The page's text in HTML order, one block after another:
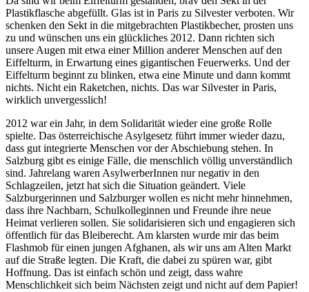
Plastikflasche abgefüllt. Glas ist in Paris zu Silvester verboten. Wir
schenken den Sekt in die mitgebrachten Plastikbecher, prosten uns
zu und wünschen uns ein glückliches 2012. Dann richten sich
unsere Augen mit etwa einer Million anderer Menschen auf den
Eiffelturm, in Erwartung eines gigantischen Feuerwerks. Und der
Eiffelturm beginnt zu blinken, etwa eine Minute und dann kommt
nichts. Nicht ein Raketchen, nichts. Das war Silvester in Paris,
wirklich unvergesslich!
2012 war ein Jahr, in dem Solidarität wieder eine große Rolle
spielte. Das österreichische Asylgesetz führt immer wieder dazu,
dass gut integrierte Menschen vor der Abschiebung stehen. In
Salzburg gibt es einige Fälle, die menschlich völlig unverständlich
sind. Jahrelang waren AsylwerberInnen nur negativ in den
Schlagzeilen, jetzt hat sich die Situation geändert. Viele
Salzburgerinnen und Salzburger wollen es nicht mehr hinnehmen,
dass ihre Nachbarn, Schulkolleginnen und Freunde ihre neue
Heimat verlieren sollen. Sie solidarisieren sich und engagieren sich
öffentlich für das Bleiberecht. Am klarsten wurde mir das beim
Flashmob für einen jungen Afghanen, als wir uns am Alten Markt
auf die Straße legten. Die Kraft, die dabei zu spüren war, gibt
Hoffnung. Das ist einfach schön und zeigt, dass wahre
Menschlichkeit sich beim Nächsten zeigt und nicht auf dem Papier!